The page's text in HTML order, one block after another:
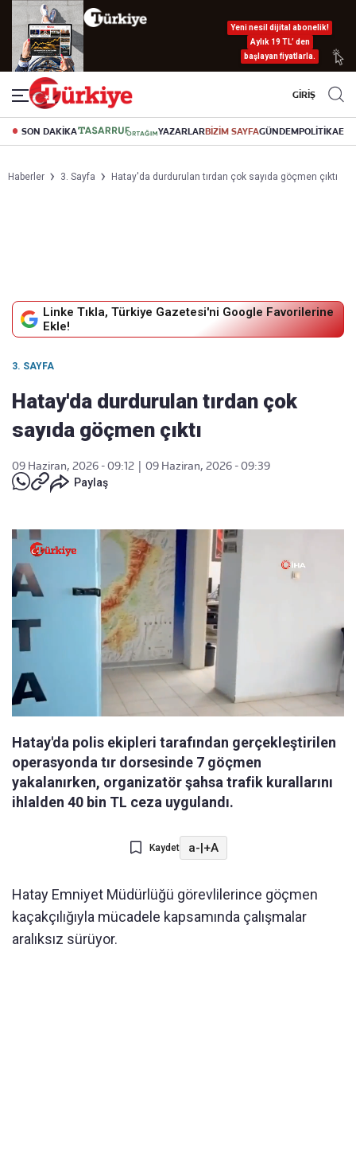
Yeni nesil dijital abonelik!
Aylık 19 TL’ den
başlayan fiyatlarla.
GİRİŞ
SON DAKİKA YAZARLARBİZİM SAYFAGÜNDEMPOLİTİKA
Haberler 3. Sayfa Hatay'da durdurulan tırdan çok sayıda göçmen çıktı
Linke Tıkla, Türkiye Gazetesi'ni Google Favorilerine
Ekle!
3. SAYFA
Hatay'da durdurulan tırdan çok
sayıda göçmen çıktı
09 Haziran, 2026 - 09:12
09 Haziran, 2026 - 09:39
Paylaş
Hatay'da polis ekipleri tarafından gerçekleştirilen
operasyonda tır dorsesinde 7 göçmen
yakalanırken, organizatör şahsa trafik kurallarını
ihlalden 40 bin TL ceza uygulandı.
Kaydet a-|+A
Hatay Emniyet Müdürlüğü görevlilerince göçmen
kaçakçılığıyla mücadele kapsamında çalışmalar
aralıksız sürüyor.